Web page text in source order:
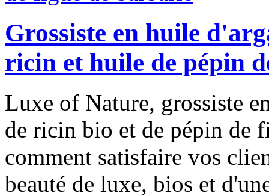
Grossiste en huile
ricin et huile de pépin
Luxe of Nature, grossiste
de ricin bio et de pépin de
comment satisfaire vos
beauté de luxe, bios et